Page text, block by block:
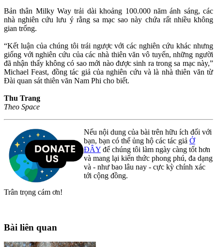
Bản thân Milky Way trải dài khoảng 100.000 năm ánh sáng, các
nhà nghiên cứu lưu ý rằng sa mạc sao này chứa rất nhiều không
gian trống.
“Kết luận của chúng tôi trái ngược với các nghiên cứu khác nhưng
giống với nghiên cứu của các nhà thiên văn vô tuyến, những người
đã nhận thấy không có sao mới nào được sinh ra trong sa mạc này,”
Michael Feast, đồng tác giả của nghiên cứu và là nhà thiên văn từ
Đài quan sát thiên văn Nam Phi cho biết.
Thu Trang
Theo Space
Nếu nội dung của bài trên hữu ích đối với
bạn, bạn có thể ủng hộ các tác giả Ở
ĐÂY để chúng tôi làm ngày càng tốt hơn
và mang lại kiến thức phong phú, đa dạng
và - như bao lâu nay - cực kỳ chính xác
tới cộng đồng.
Trân trọng cám ơn!
Bài liên quan